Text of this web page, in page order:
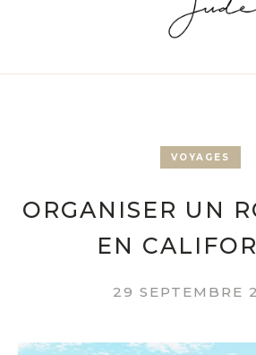
VOYAGES
ORGANISER UN
EN
29 SEPTEMBRE